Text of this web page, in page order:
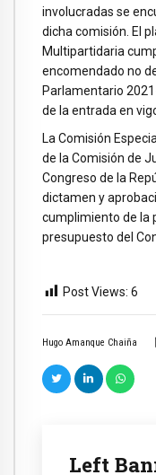
Hugo Amanque Chaiña
Left
involucradas se
dicha comisión. El
Multipartidaria
encomendado no
Parlamentario
de la entrada en
La Comisión
de la Comisión de
Congreso de la
dictamen y
cumplimiento de la
presupuesto del
Post Views: 6